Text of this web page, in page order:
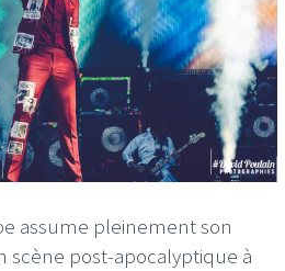
assume pleinement son
scène post-apocalyptique à